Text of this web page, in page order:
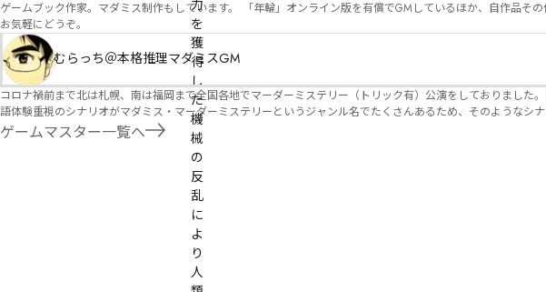
力
を
獲
得
し
た
機
械
の
反
乱
に
よ
り
人
ゲームブック作家。マダミス制作もしています。 「年輪」オンライン版を有償でGMしているほか、自作品そ
お気軽にどうぞ。
むらっち＠本格推理マダミスGM
コロナ禍前まで北は札幌、南は福岡まで全国各地でマーダーミステリー（トリック有）公演をしておりました。 ２０２５年現在、たくさんのマダミスシナリオが増えました。 エモい物
語体験重視のシナリオがマダミス・マーダーミステリーというジャンル名でたくさんあるため、そのようなシナリオは簡単に遊べます。 しかし、２～
たことないトリックが解ける閃きや犯人として逃げ切る楽しみのある本格推理マーダーミステリーを見つけることが難しくなっていませんか
ゲームマスター一覧へ